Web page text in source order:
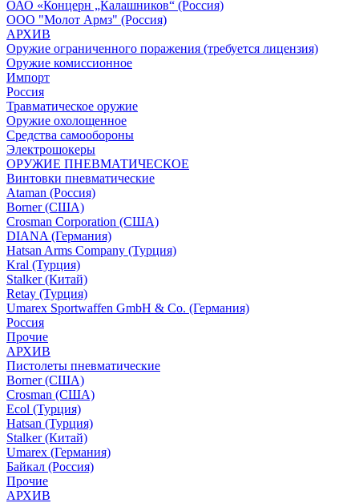
ОАО «Концерн „Калашников“ (Россия)
ООО "Молот Армз" (Россия)
АРХИВ
Оружие ограниченного поражения (требуется лицензия)
Оружие комиссионное
Импорт
Россия
Травматическое оружие
Оружие охолощенное
Средства самообороны
Электрошокеры
ОРУЖИЕ ПНЕВМАТИЧЕСКОЕ
Винтовки пневматические
Ataman (Россия)
Borner (США)
Crosman Corporation (США)
DIANA (Германия)
Hatsan Arms Company (Турция)
Kral (Турция)
Stalker (Китай)
Retay (Турция)
Umarex Sportwaffen GmbH & Co. (Германия)
Россия
Прочие
АРХИВ
Пистолеты пневматические
Borner (США)
Crosman (США)
Ecol (Турция)
Hatsan (Турция)
Stalker (Китай)
Umarex (Германия)
Байкал (Россия)
Прочие
АРХИВ